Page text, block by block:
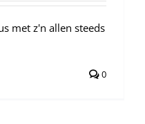
met z'n allen steeds
0